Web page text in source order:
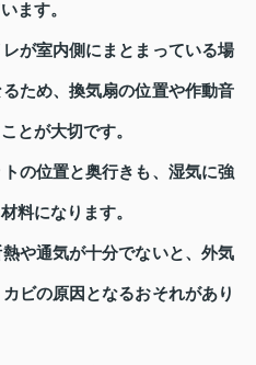
ます。
が室内側にまとまっている場
ため、換気扇の位置や作動音
とが大切です。
の位置と奥行きも、湿気に強
料になります。
や通気が十分でないと、外気
ビの原因となるおそれがあり